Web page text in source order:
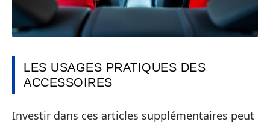
LES USAGES PRATIQUES DES
ACCESSOIRES
Investir dans ces articles supplémentaires peut